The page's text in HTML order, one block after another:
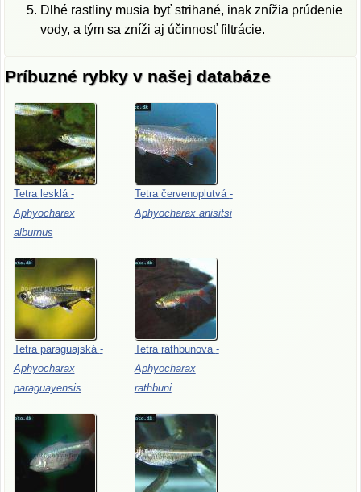
Dlhé rastliny musia byť strihané, inak znížia prúdenie
vody, a tým sa zníži aj účinnosť filtrácie.
Príbuzné rybky v našej databáze
Tetra lesklá -
Aphyocharax
alburnus
Tetra červenoplutvá -
Aphyocharax anisitsi
Tetra paraguajská -
Aphyocharax
paraguayensis
Tetra rathbunova -
Aphyocharax
rathbuni